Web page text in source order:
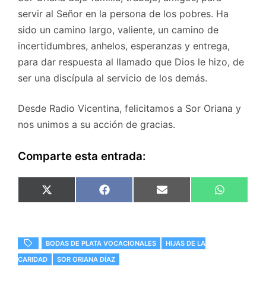
servir al Señor en la persona de los pobres. Ha
sido un camino largo, valiente, un camino de
incertidumbres, anhelos, esperanzas y entrega,
para dar respuesta al llamado que Dios le hizo, de
ser una discípula al servicio de los demás.
Desde Radio Vicentina, felicitamos a Sor Oriana y
nos unimos a su acción de gracias.
Comparte esta entrada:
Compartir
en
X
(
t
t
Compartir
en
F
a
o
o
k
Compartir
en
E
m
en
W
h
BODAS DE PLATA VOCACIONALES
HIJAS DE LA
CARIDAD
SOR ORIANA DÍAZ